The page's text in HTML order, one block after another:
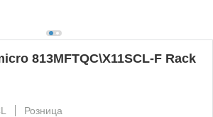
813MFTQC\X11SCL-F Rack
Розница